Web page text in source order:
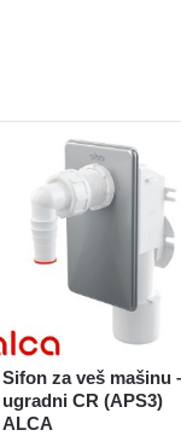
Sifon za veš mašinu
ugradni CR (APS3)
ALCA